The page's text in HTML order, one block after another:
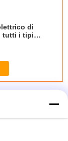
sweet spot
strain
di
tutti i tipi